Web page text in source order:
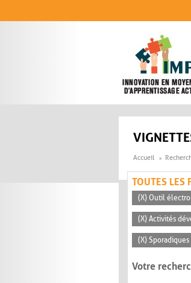
Accueil
TOUTES LES
(X) Outil
(X) Activités
(X) Sporadiques
Votre